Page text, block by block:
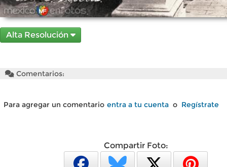
Alta Resolución
Comentarios:
Para agregar un comentario entra a tu cuenta o Regístrate
Compartir Foto: